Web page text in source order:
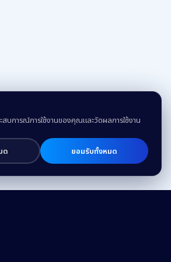
สบการณ์การใช้งานของคุณและวัดผลการใช้งาน
ด
ยอมรับทั้งหมด